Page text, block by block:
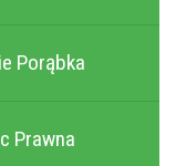
Porąbka
Prawna